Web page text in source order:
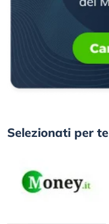
Selezionati per te